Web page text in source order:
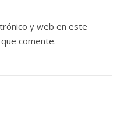
y web en este
comente.